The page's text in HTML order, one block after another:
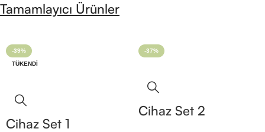
Tamamlayıcı Ürünler
-39%
TÜKENDI
Cihaz Set 1
-37%
Cihaz Set 2